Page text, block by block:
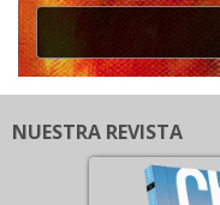
NUESTRA REVISTA